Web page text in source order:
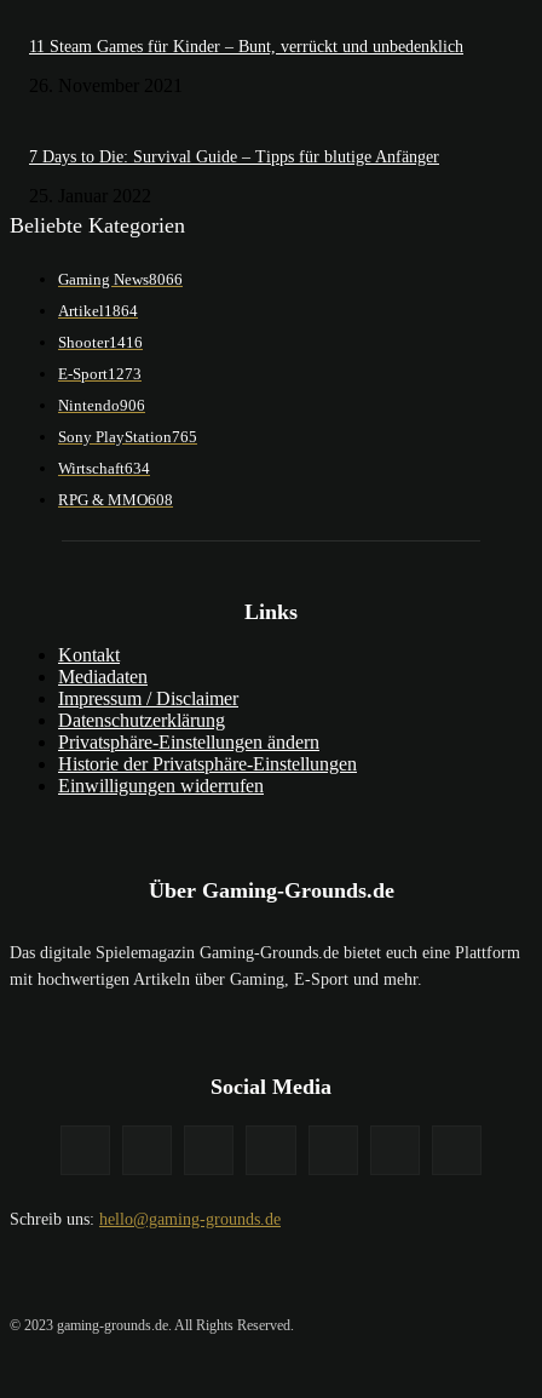
11 Steam Games für Kinder – Bunt, verrückt und unbedenklich
7 Days to Die: Survival Guide – Tipps für blutige Anfänger
Beliebte Kategorien
Gaming News8066
Artikel1864
Shooter1416
E-Sport1273
Nintendo906
Sony PlayStation765
Wirtschaft634
RPG & MMO608
Links
Kontakt
Mediadaten
Impressum / Disclaimer
Datenschutzerklärung
Privatsphäre-Einstellungen ändern
Historie der Privatsphäre-Einstellungen
Einwilligungen widerrufen
Über Gaming-Grounds.de
Das digitale Spielemagazin Gaming-Grounds.de bietet euch eine Plattform
mit hochwertigen Artikeln über Gaming, E-Sport und mehr.
Social Media
Schreib uns: hello@gaming-grounds.de
© 2023 gaming-grounds.de. All Rights Reserved.